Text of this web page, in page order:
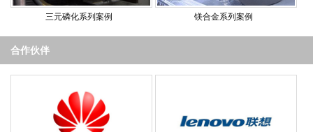
三元磷化系列案例 镁合金系列案例
合作伙伴